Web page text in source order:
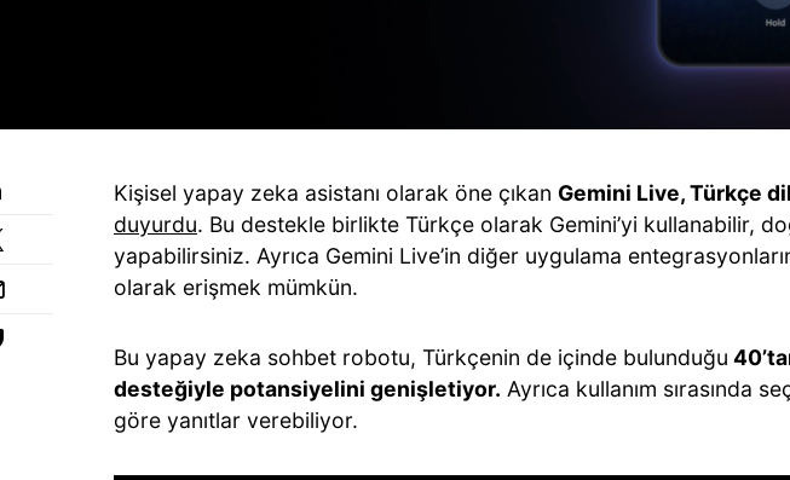
Kişisel yapay zeka asistanı olarak öne çıkan Gemini Live, Türkçe
duyurdu. Bu destekle birlikte Türkçe olarak Gemini’yi kullanabilir,
yapabilirsiniz. Ayrıca Gemini Live’in diğer uygulama
olarak erişmek mümkün.
Bu yapay zeka sohbet robotu, Türkçenin de içinde bulunduğu
desteğiyle potansiyelini genişletiyor. Ayrıca kullanım sırasında
göre yanıtlar verebiliyor.